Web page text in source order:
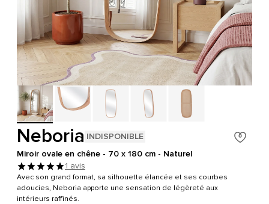
Neboria INDISPONIBLE
Miroir ovale en chêne - 70 x 180 cm - Naturel
1 avis
Avec son grand format, sa silhouette élancée et ses courbes
adoucies, Neboria apporte une sensation de légèreté aux
intérieurs raffinés.